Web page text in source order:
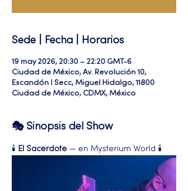
Sede | Fecha | Horarios
19 may 2026, 20:30 – 22:20 GMT-6
Ciudad de México, Av. Revolución 10,
Escandón I Secc, Miguel Hidalgo, 11800
Ciudad de México, CDMX, México
🎭 Sinopsis del Show
🕯️ El Sacerdote — en Mysterium World 🕯️